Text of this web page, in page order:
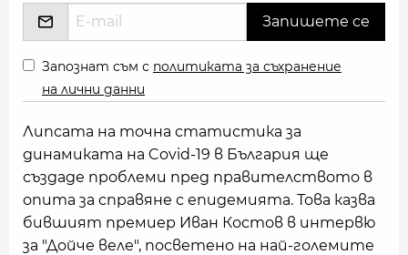
Запознат съм с политиката за съхранение
на лични данни
Липсата на точна статистика за
динамиката на Covid-19 в България ще
създаде проблеми пред правителството в
опита за справяне с епидемията. Това казва
бившият премиер Иван Костов в интервю
за "Дойче веле", посветено на най-големите